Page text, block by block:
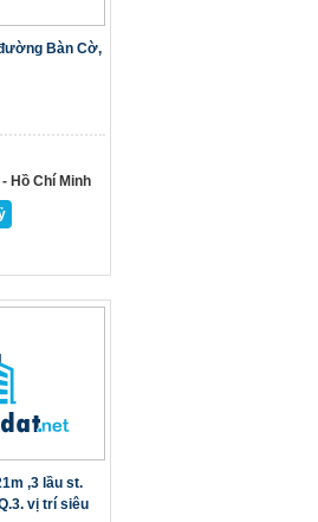
Bàn Cờ,
Hồ Chí Minh
,3 lầu st.
vị trí siêu